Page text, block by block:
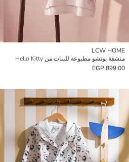
LCW HOME
منشفة بونشو مطبوعة للبنات من Hello Kitty
899.00 EGP